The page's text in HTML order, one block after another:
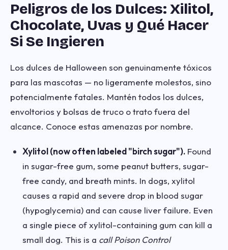
Peligros de los Dulces: Xilitol,
Chocolate, Uvas y Qué Hacer
Si Se Ingieren
Los dulces de Halloween son genuinamente tóxicos
para las mascotas — no ligeramente molestos, sino
potencialmente fatales. Mantén todos los dulces,
envoltorios y bolsas de truco o trato fuera del
alcance. Conoce estas amenazas por nombre.
Xylitol (now often labeled "birch sugar"). Found
in sugar-free gum, some peanut butters, sugar-
free candy, and breath mints. In dogs, xylitol
causes a rapid and severe drop in blood sugar
(hypoglycemia) and can cause liver failure. Even
a single piece of xylitol-containing gum can kill a
small dog. This is a call Poison Control